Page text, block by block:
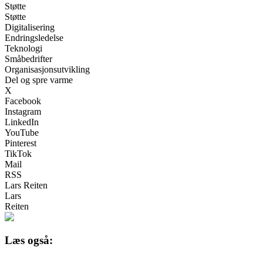
Støtte
Støtte
Digitalisering
Endringsledelse
Teknologi
Småbedrifter
Organisasjonsutvikling
Del og spre varme
X
Facebook
Instagram
LinkedIn
YouTube
Pinterest
TikTok
Mail
RSS
Lars Reiten
Lars
Reiten
Læs også: